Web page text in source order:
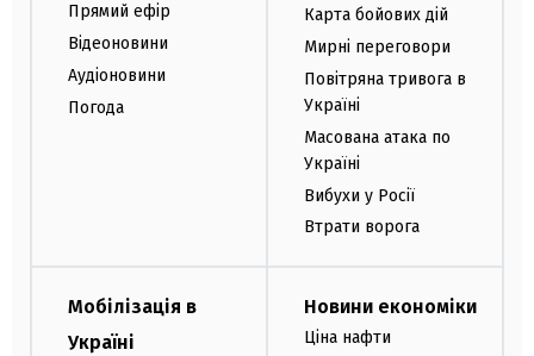
Прямий ефір
Відеоновини
Аудіоновини
Погода
Карта бойових дій
Мирні переговори
Повітряна тривога в
Україні
Масована атака по
Україні
Вибухи у Росії
Втрати ворога
Мобілізація в
Україні
Новини економіки
Ціна нафти